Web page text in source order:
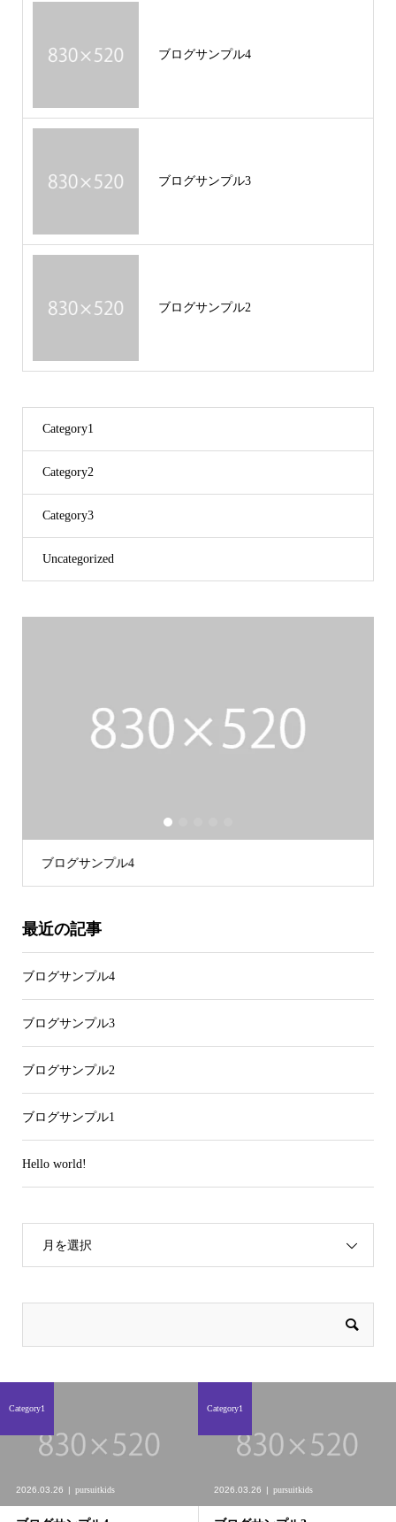
ブログサンプル4
ブログサンプル3
ブログサンプル2
Category1
Category2
Category3
Uncategorized
ブログサンプル4
1
最近の記事
ブログサンプル4
ブログサンプル3
ブログサンプル2
ブログサンプル1
Hello world!
月を選択
2026.03.26 pursuitkids
Category1
2026.03.26 pursuitkids
Category1